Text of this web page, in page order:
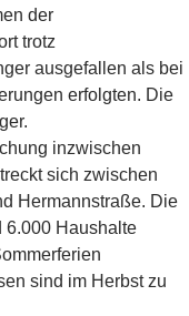
der
trotz
ausgefallen als bei
erfolgten. Die
inzwischen
sich zwischen
Hermannstraße. Die
6.000 Haushalte
sind im Herbst zu